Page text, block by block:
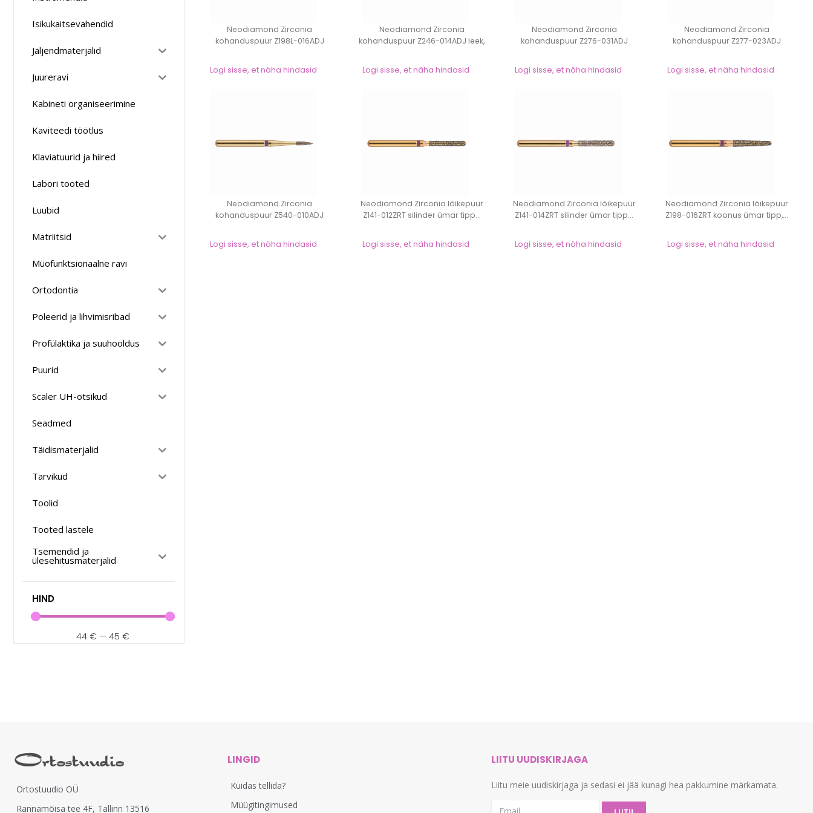
Isikukaitsevahendid
Jäljendmaterjalid
Juureravi
Kabineti organiseerimine
Kaviteedi töötlus
Klaviatuurid ja hiired
Labori tooted
Luubid
Matriitsid
Müofunktsionaalne ravi
Ortodontia
Poleerid ja lihvimisribad
Profülaktika ja suuhooldus
Puurid
Scaler UH-otsikud
Seadmed
Täidismaterjalid
Tarvikud
Toolid
Tooted lastele
Tsemendid ja
ülesehitusmaterjalid
HIND
44€ — 45 €
Neodiamond Zirconia
kohanduspuur Z198L-016ADJ
Logi sisse, et näha hindasid
Neodiamond Zirconia
kohanduspuur Z246-014ADJ leek,
Logi sisse, et näha hindasid
Neodiamond Zirconia
kohanduspuur Z276-031ADJ
Logi sisse, et näha hindasid
Neodiamond Zirconia
kohanduspuur Z277-023ADJ
Logi sisse, et näha hindasid
Neodiamond Zirconia
kohanduspuur Z540-010ADJ
Logi sisse, et näha hindasid
Neodiamond Zirconia lõikepuur
Z141-012ZRT silinder ümar tipp...
Logi sisse, et näha hindasid
Neodiamond Zirconia lõikepuur
Z141-014ZRT silinder ümar tipp...
Logi sisse, et näha hindasid
Neodiamond Zirconia lõikepuur
Z198-016ZRT koonus ümar tipp,...
Logi sisse, et näha hindasid
Ortostuudio OÜ
Rannamõisa tee 4F, Tallinn 13516
LINGID
Kuidas tellida?
Müügitingimused
LIITU UUDISKIRJAGA
Liitu meie uudiskirjaga ja sedasi ei jää kunagi hea pakkumine märkamata.